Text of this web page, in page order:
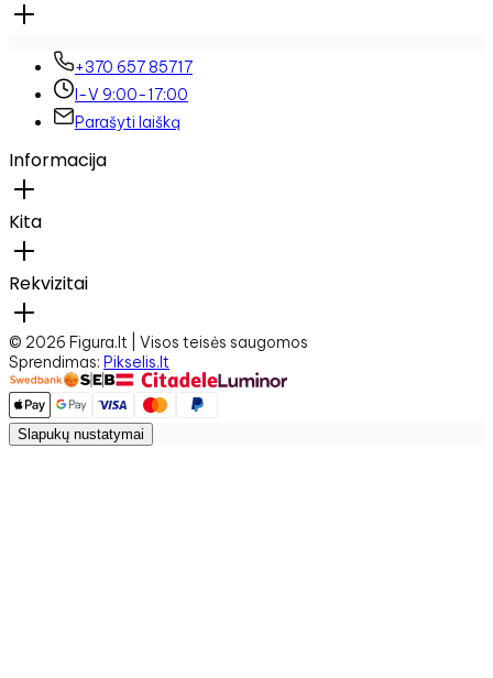
+370 657 85717
I-V 9:00-17:00
Parašyti laišką
Informacija
Kita
Rekvizitai
© 2026 Figura.lt | Visos teisės saugomos
Sprendimas: Pikselis.lt
Slapukų nustatymai